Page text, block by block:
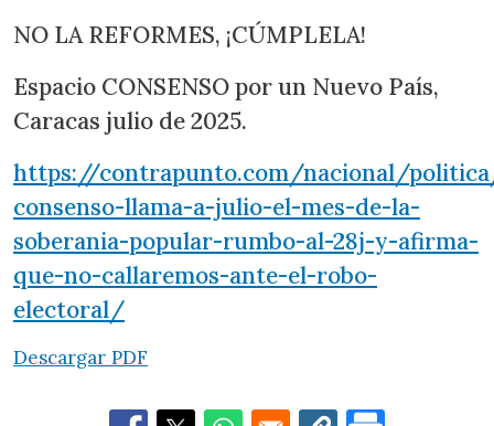
NO LA REFORMES, ¡CÚMPLELA!
Espacio CONSENSO por un Nuevo País,
Caracas julio de 2025.
https://contrapunto.com/nacional/
consenso-llama-a-julio-el-mes-de-la-
soberania-popular-rumbo-al-28j-y-afirma-
que-no-callaremos-ante-el-robo-
electoral/
Descargar PDF